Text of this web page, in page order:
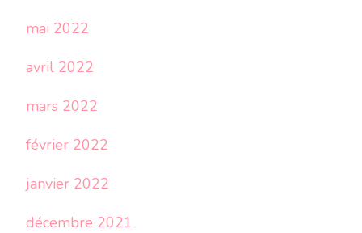
mai 2022
avril 2022
mars 2022
février 2022
janvier 2022
décembre 2021